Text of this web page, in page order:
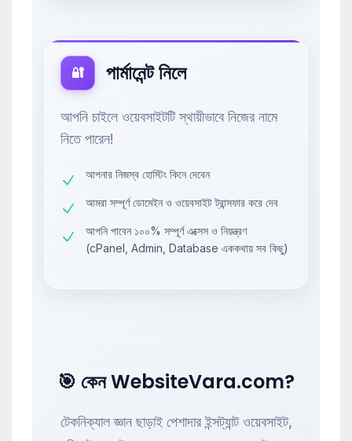
🔐 পার্মানেন্ট নিলে
আপনি চাইলে ওয়েবসাইটটি স্থায়ীভাবে নিজের নামে
নিতে পারেন!
আপনার নিজস্ব হোস্টিং কিনে দেবেন
আমরা সম্পূর্ণ ডোমেইন ও ওয়েবসাইট ট্রান্সফার করে দেব
আপনি পাবেন ১০০% সম্পূর্ণ এক্সেস ও নিয়ন্ত্রণ
(cPanel, Admin, Database এককথায় সব কিছু)
🎯 কেন WebsiteVara.com?
টেকনিক্যাল জ্ঞান ছাড়াই পেশাদার ইন্সট্যান্ট ওয়েবসাইট,